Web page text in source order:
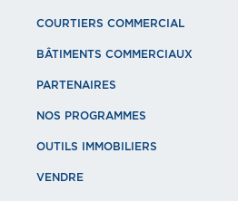
COURTIERS COMMERCIAL
BÂTIMENTS COMMERCIAUX
PARTENAIRES
NOS PROGRAMMES
OUTILS IMMOBILIERS
VENDRE